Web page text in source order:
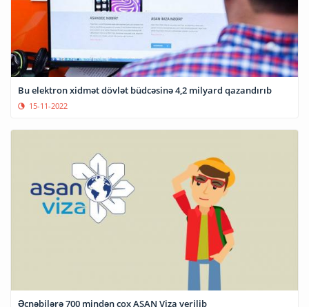
Bu elektron xidmət dövlət büdcəsinə 4,2 milyard qazandırıb
15-11-2022
Əcnəbilərə 700 mindən çox ASAN Viza verilib